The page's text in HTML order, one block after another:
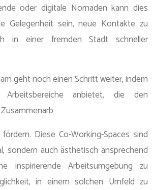
oder digitale Nomaden kann dies
Gelegenheit sein, neue Kontakte zu
in einer fremden Stadt schneller
geht noch einen Schritt weiter, indem
Arbeitsbereiche anbietet, die den
Diese Co-Working-Spaces sind
sondern auch ästhetisch ansprechend
inspirierende Arbeitsumgebung zu
in einem solchen Umfeld zu